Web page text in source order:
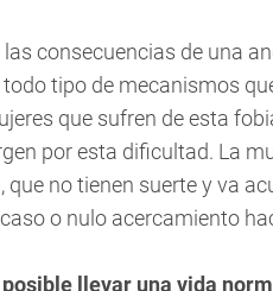
consecuencias de una
tipo de mecanismos
que sufren de esta
por esta dificultad. La
no tienen suerte y va
o nulo acercamiento
llevar una vida